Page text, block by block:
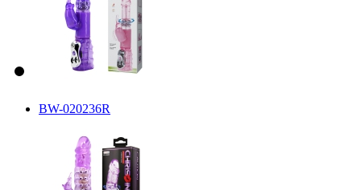
BW-020236R